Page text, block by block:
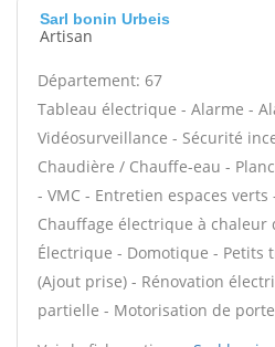
Sarl bonin Urbeis
Artisan
Département: 67
Tableau électrique - Alarme -
Vidéosurveillance - Sécurité
Chaudière / Chauffe-eau -
- VMC - Entretien espaces verts
Chauffage électrique à chaleur
Électrique - Domotique - Petits
(Ajout prise) - Rénovation
partielle - Motorisation de